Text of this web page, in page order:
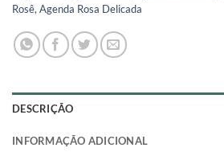
Rosê, Agenda Rosa Delicada
DESCRIÇÃO
INFORMAÇÃO ADICIONAL